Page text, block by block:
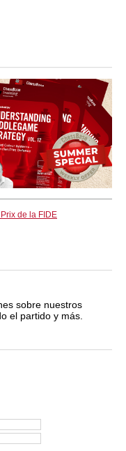
de la FIDE
sobre nuestros
el partido y más.